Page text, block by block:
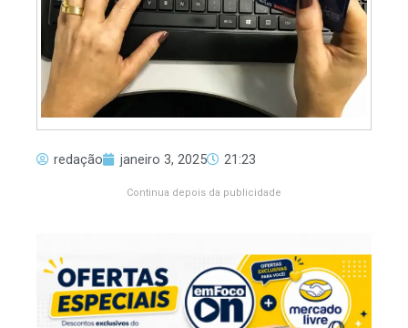
redação janeiro 3, 2025 21:23
Continua depois da publicidade